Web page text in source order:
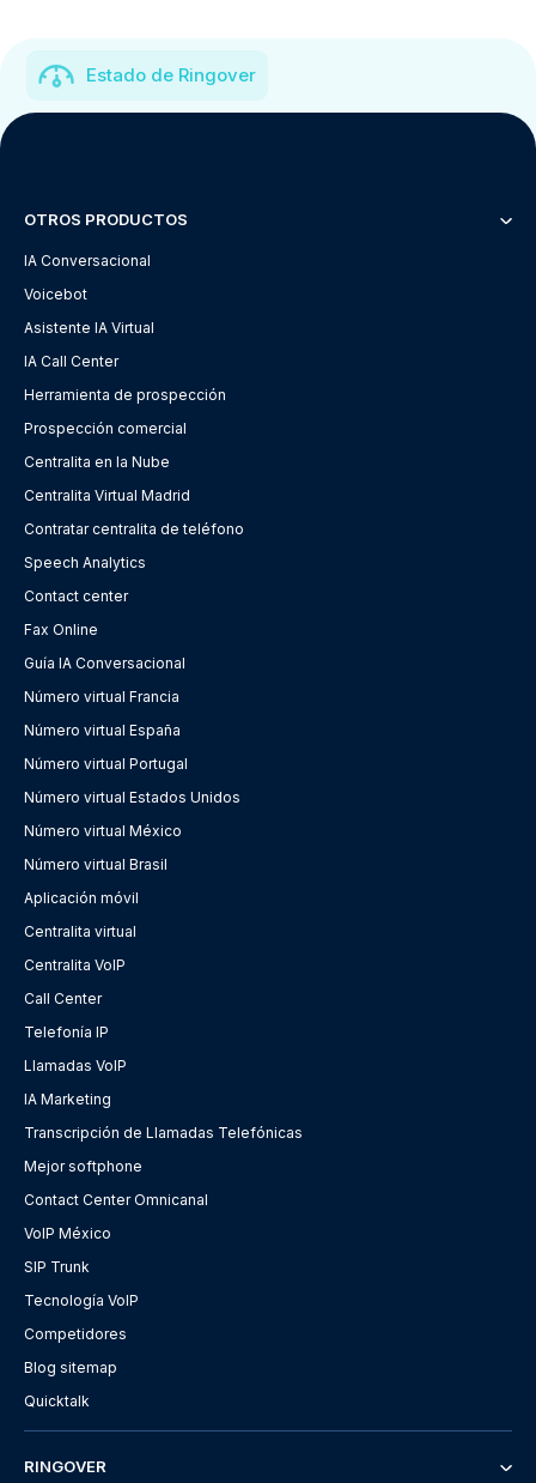
Estado de Ringover
OTROS PRODUCTOS
IA Conversacional
Voicebot
Asistente IA Virtual
IA Call Center
Herramienta de prospección
Prospección comercial
Centralita en la Nube
Centralita Virtual Madrid
Contratar centralita de teléfono
Speech Analytics
Contact center
Fax Online
Guía IA Conversacional
Número virtual Francia
Número virtual España
Número virtual Portugal
Número virtual Estados Unidos
Número virtual México
Número virtual Brasil
Aplicación móvil
Centralita virtual
Centralita VoIP
Call Center
Telefonía IP
Llamadas VoIP
IA Marketing
Transcripción de Llamadas Telefónicas
Mejor softphone
Contact Center Omnicanal
VoIP México
SIP Trunk
Tecnología VoIP
Competidores
Blog sitemap
Quicktalk
RINGOVER